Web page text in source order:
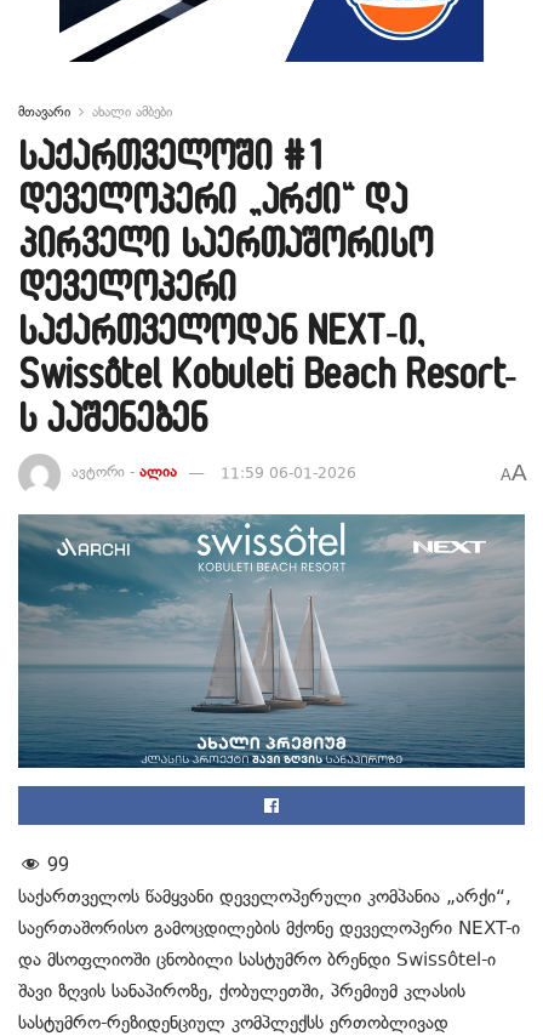
მთავარი ახალი ამბები
საქართველოში #1
დეველოპერი „არქი“ და
პირველი საერთაშორისო
დეველოპერი
საქართველოდან NEXT-ი,
Swissôtel Kobuleti Beach Resort-
ს ააშენებენ
ავტორი - ალია 11:59 06-01-2026 AA
99
საქართველოს წამყვანი დეველოპერული კომპანია „არქი“,
საერთაშორისო გამოცდილების მქონე დეველოპერი NEXT-ი
და მსოფლიოში ცნობილი სასტუმრო ბრენდი Swissôtel-ი
შავი ზღვის სანაპიროზე, ქობულეთში, პრემიუმ კლასის
სასტუმრო-რეზიდენციულ კომპლექსს ერთობლივად